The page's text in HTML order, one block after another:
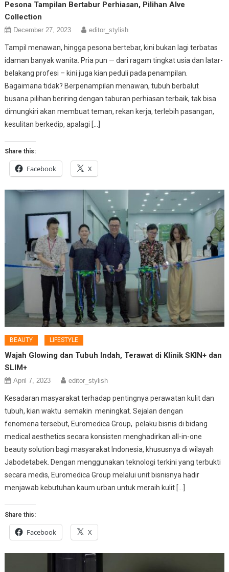
Pesona Tampilan Bertabur Perhiasan, Pilihan Alve
Collection
December 27, 2023 editor_stylish
Tampil menawan, hingga pesona bertebar, kini bukan lagi terbatas
idaman banyak wanita. Pria pun — dari ragam tingkat usia dan latar-
belakang profesi – kini juga kian peduli pada penampilan.
Bagaimana tidak? Berpenampilan menawan, tubuh berbalut
busana pilihan beriring dengan taburan perhiasan terbaik, tak bisa
dimungkiri akan membuat teman, rekan kerja, terlebih pasangan,
kesulitan berkedip, apalagi […]
Share this:
Facebook X
BEAUTY LIFESTYLE
Wajah Glowing dan Tubuh Indah, Terawat di Klinik SKIN+ dan
SLIM+
April 7, 2023 editor_stylish
Kesadaran masyarakat terhadap pentingnya perawatan kulit dan
tubuh, kian waktu semakin meningkat. Sejalan dengan
fenomena tersebut, Euromedica Group, pelaku bisnis di bidang
medical aesthetics secara konsisten menghadirkan all-in-one
beauty solution bagi masyarakat Indonesia, khususnya di wilayah
Jabodetabek. Dengan menggunakan teknologi terkini yang terbukti
secara medis, Euromedica Group melalui unit bisnisnya hadir
menjawab kebutuhan kaum urban untuk meraih kulit […]
Share this:
Facebook X